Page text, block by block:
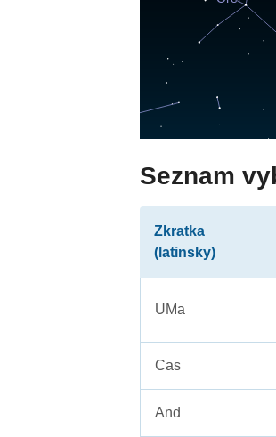
Seznam
Zkratka
(latinsky)
UMa
Cas
And